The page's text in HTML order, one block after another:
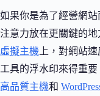
如果你是為了經營網
注意力放在更關鍵的
虛擬主機 上，對網站
工具的浮水印來得重
高品質主機和